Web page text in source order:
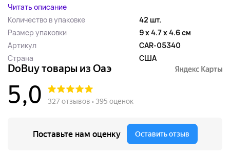
Читать описание
Количество в упаковке
42 шт.
Размер упаковки
9 x 4.7 x 4.6 см
Артикул
CAR-05340
Страна
США